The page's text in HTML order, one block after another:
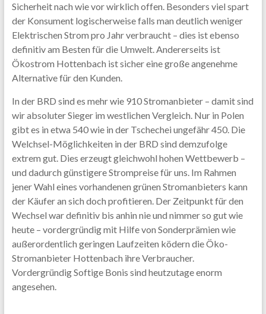
Sicherheit nach wie vor wirklich offen. Besonders viel spart
der Konsument logischerweise falls man deutlich weniger
Elektrischen Strom pro Jahr verbraucht – dies ist ebenso
definitiv am Besten für die Umwelt. Andererseits ist
Ökostrom Hottenbach ist sicher eine große angenehme
Alternative für den Kunden.
In der BRD sind es mehr wie 910 Stromanbieter – damit sind
wir absoluter Sieger im westlichen Vergleich. Nur in Polen
gibt es in etwa 540 wie in der Tschechei ungefähr 450. Die
Welchsel-Möglichkeiten in der BRD sind demzufolge
extrem gut. Dies erzeugt gleichwohl hohen Wettbewerb –
und dadurch günstigere Strompreise für uns. Im Rahmen
jener Wahl eines vorhandenen grünen Stromanbieters kann
der Käufer an sich doch profitieren. Der Zeitpunkt für den
Wechsel war definitiv bis anhin nie und nimmer so gut wie
heute – vordergründig mit Hilfe von Sonderprämien wie
außerordentlich geringen Laufzeiten ködern die Öko-
Stromanbieter Hottenbach ihre Verbraucher.
Vordergründig Softige Bonis sind heutzutage enorm
angesehen.